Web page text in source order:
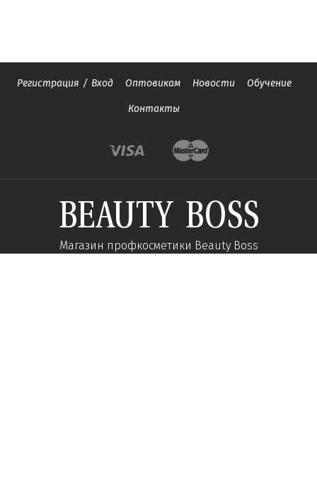
Регистрация / Вход Оптовикам Новости Обучение
Контакты
Магазин профкосметики Beauty Boss